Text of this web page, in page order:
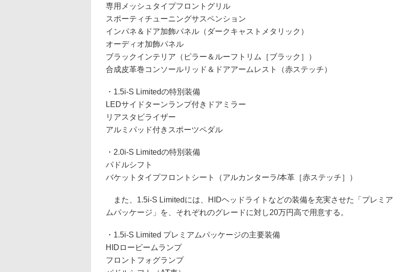
専用メッシュタイプフロントグリル
スポーティチューニングサスペンション
インパネ＆ドア加飾パネル（ダークキャストメタリック）
オーディオ加飾パネル
ブラックインテリア（ピラー＆ルーフトリム［ブラック］）
合成皮革巻コンソールリッド＆ドアアームレスト（赤ステッチ）
・1.5i-S Limitedの特別装備
LEDサイドターンランプ付きドアミラー
リアスタビライザー
アルミパッド付きスポーツペダル
・2.0i-S Limitedの特別装備
パドルシフト
バケットタイプフロントシート（アルカンターラ/本革［赤ステッチ］）
また、1.5i-S Limitedには、HIDヘッドライトなどの装備を充実させた「プレミア
ムパッケージ」を、それぞれのグレードに対し20万円高で用意する。
・1.5i-S Limited プレミアムパッケージの主要装備
HIDロービームランプ
フロントフォグランプ